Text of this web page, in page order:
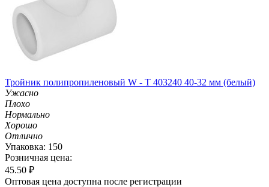
Тройник полипропиленовый W - T 403240 40-32 мм (белый)
Ужасно
Плохо
Нормально
Хорошо
Отлично
Упаковка: 150
Розничная цена:
45.50 ₽
Оптовая цена доступна после регистрации